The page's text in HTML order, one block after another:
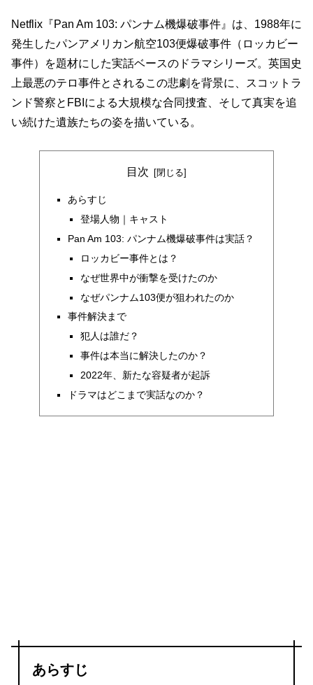
Netflix『Pan Am 103: パンナム機爆破事件』は、1988年に
発生したパンアメリカン航空103便爆破事件（ロッカビー
事件）を題材にした実話ベースのドラマシリーズ。英国史
上最悪のテロ事件とされるこの悲劇を背景に、スコットラ
ンド警察とFBIによる大規模な合同捜査、そして真実を追
い続けた遺族たちの姿を描いている。
目次
あらすじ
登場人物｜キャスト
Pan Am 103: パンナム機爆破事件は実話？
ロッカビー事件とは？
なぜ世界中が衝撃を受けたのか
なぜパンナム103便が狙われたのか
事件解決まで
犯人は誰だ？
事件は本当に解決したのか？
2022年、新たな容疑者が起訴
ドラマはどこまで実話なのか？
あらすじ